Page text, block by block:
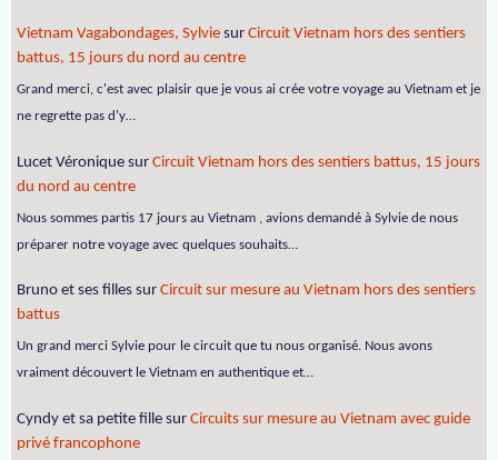
Vietnam Vagabondages, Sylvie sur Circuit Vietnam hors des sentiers
battus, 15 jours du nord au centre
Grand merci, c'est avec plaisir que je vous ai crée votre voyage au Vietnam et je
ne regrette pas d'y…
Lucet Véronique sur Circuit Vietnam hors des sentiers battus, 15 jours
du nord au centre
Nous sommes partis 17 jours au Vietnam , avions demandé à Sylvie de nous
préparer notre voyage avec quelques souhaits…
Bruno et ses filles sur Circuit sur mesure au Vietnam hors des sentiers
battus
Un grand merci Sylvie pour le circuit que tu nous organisé. Nous avons
vraiment découvert le Vietnam en authentique et…
Cyndy et sa petite fille sur Circuits sur mesure au Vietnam avec guide
privé francophone